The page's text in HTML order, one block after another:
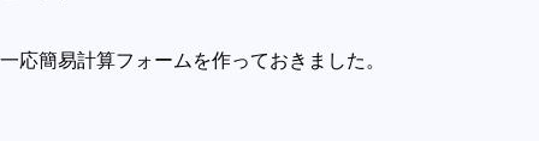
一応簡易計算フォームを作っておきました。